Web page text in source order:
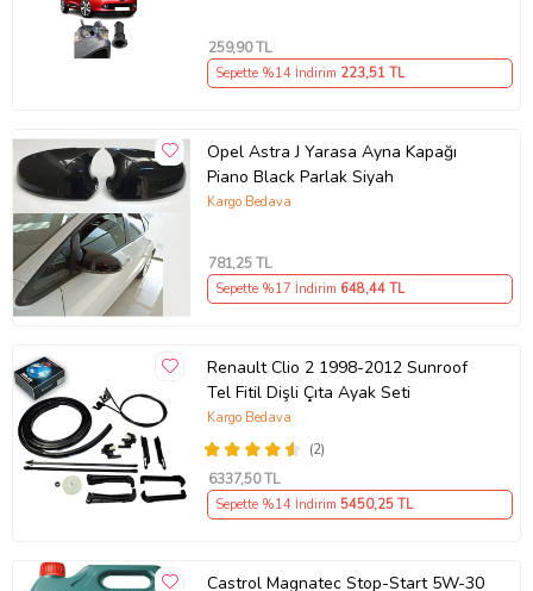
259,90 TL
Sepette %14 İndirim 223,51 TL
Opel Astra J Yarasa Ayna Kapağı
Piano Black Parlak Siyah
Kargo Bedava
781,25 TL
Sepette %17 İndirim 648,44 TL
Renault Clio 2 1998-2012 Sunroof
Tel Fitil Dişli Çıta Ayak Seti
(2)
Kargo Bedava
6337,50 TL
Sepette %14 İndirim 5450,25 TL
Castrol Magnatec Stop-Start 5W-30